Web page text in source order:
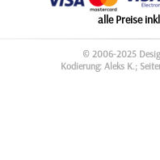
alle Preise
© 2006-2025
Kodierung: Aleks K.;